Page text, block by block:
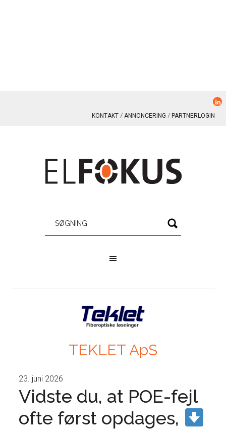
KONTAKT ANNONCERING PARTNERLOGIN
TEKLET ApS
23. juni 2026
Vidste du, at POE-fejl
ofte først opdages,